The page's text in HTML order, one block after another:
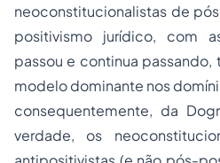
neoconstitucionalistas de
positivismo jurídico, com
passou e continua
modelo dominante nos
consequentemente, da
verdade, os